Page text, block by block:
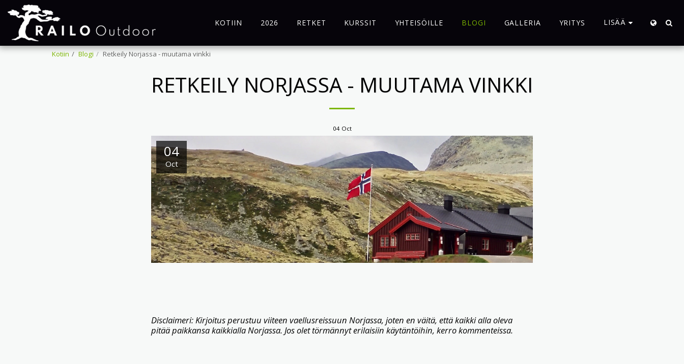
KOTIIN 2026 RETKET KURSSIT YHTEISÖILLE BLOGI GALLERIA YRITYS LISÄÄ
Kotiin Blogi Retkeily Norjassa - muutama vinkki
RETKEILY NORJASSA - MUUTAMA VINKKI
04 Oct
04
Oct
Disclaimeri: Kirjoitus perustuu viiteen vaellusreissuun Norjassa, joten en väitä, että kaikki alla oleva
pitää paikkansa kaikkialla Norjassa. Jos olet törmännyt erilaisiin käytäntöihin, kerro kommenteissa.